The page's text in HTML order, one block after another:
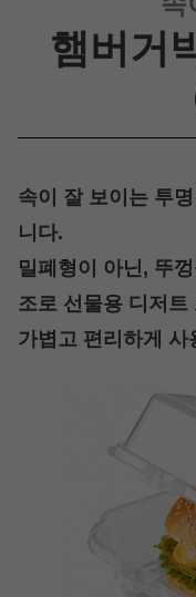
햄버거
속이 잘 보이는 투
니다.
밀폐형이 아닌, 뚜
조로 선물용 디저트
가볍고 편리하게 사